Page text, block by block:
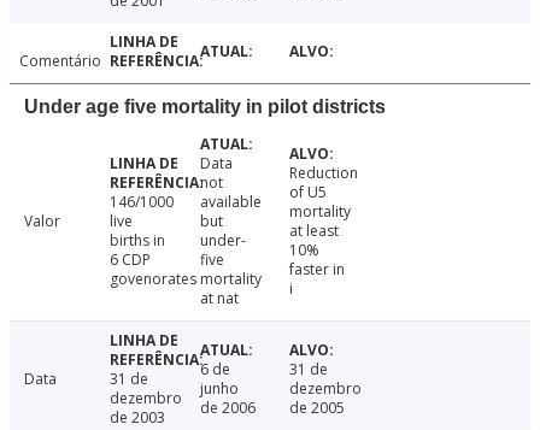
Comentário
Under age five mortality in pilot districts
Valor
146/1000
live
births in
6 CDP
govenorates
Data
not
available
but
under-
five
mortality
at nat
Reduction
of U5
mortality
at least
10%
faster in
i
Data
31 de
dezembro
de 2003
6 de
junho
de 2006
31 de
dezembro
de 2005